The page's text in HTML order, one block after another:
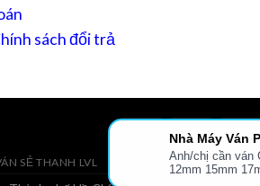
sách đổi trả
SẺ THANH LVL GIỚI THIỆU TIN TỨC
Nhà Máy Ván
Anh/chị cần ván
12mm 15mm